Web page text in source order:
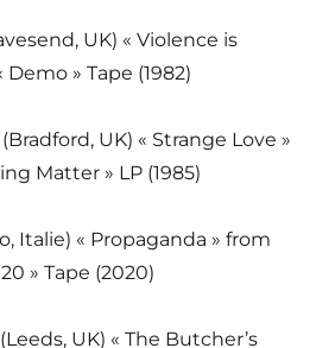
UK) « Violence is
» Tape (1982)
(Bradford, UK) « Strange Love »
Matter » LP (1985)
Italie) « Propaganda » from
» Tape (2020)
(Leeds, UK) « The Butcher’s